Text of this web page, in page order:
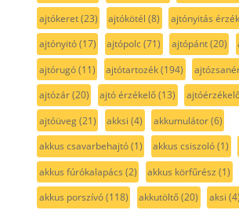
ajtókeret(23) ajtókötél (8) ajtónyitás
ajtónyitó(17) ajtópolc(71) ajtópánt(20)
ajtórugó(11) ajtótartozék(194)
ajtózár(20) ajtó érzékelő(13)
ajtóüveg(21) akksi (4) akkumulátor(6)
akkus csavarbehajtó(1) akkus csiszoló(1)
akkus fúrókalapács (2) akkus körfűrész (1)
akkus porszívó(118) akkutöltő(20) aksi (4)